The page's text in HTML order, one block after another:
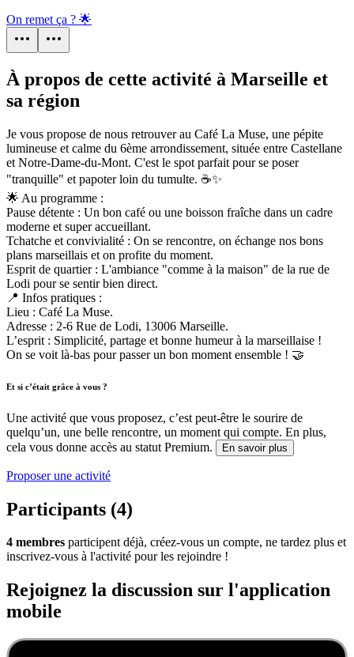
On remet ça ? 🌟
À propos de cette activité à Marseille et
sa région
Je vous propose de nous retrouver au Café La Muse, une pépite
lumineuse et calme du 6ème arrondissement, située entre Castellane
et Notre-Dame-du-Mont. C'est le spot parfait pour se poser
"tranquille" et papoter loin du tumulte. ☕✨
🌟 Au programme :
Pause détente : Un bon café ou une boisson fraîche dans un cadre
moderne et super accueillant.
Tchatche et convivialité : On se rencontre, on échange nos bons
plans marseillais et on profite du moment.
Esprit de quartier : L'ambiance "comme à la maison" de la rue de
Lodi pour se sentir bien direct.
📍 Infos pratiques :
Lieu : Café La Muse.
Adresse : 2-6 Rue de Lodi, 13006 Marseille.
L’esprit : Simplicité, partage et bonne humeur à la marseillaise !
On se voit là-bas pour passer un bon moment ensemble ! 🤝
Et si c’était grâce à vous ?
Une activité que vous proposez, c’est peut-être le sourire de
quelqu’un, une belle rencontre, un moment qui compte. En plus,
cela vous donne accès au statut Premium.
En savoir plus
Proposer une activité
Participants (4)
4 membres participent déjà, créez-vous un compte, ne tardez plus et
inscrivez-vous à l'activité pour les rejoindre !
Rejoignez la discussion sur l'application
mobile